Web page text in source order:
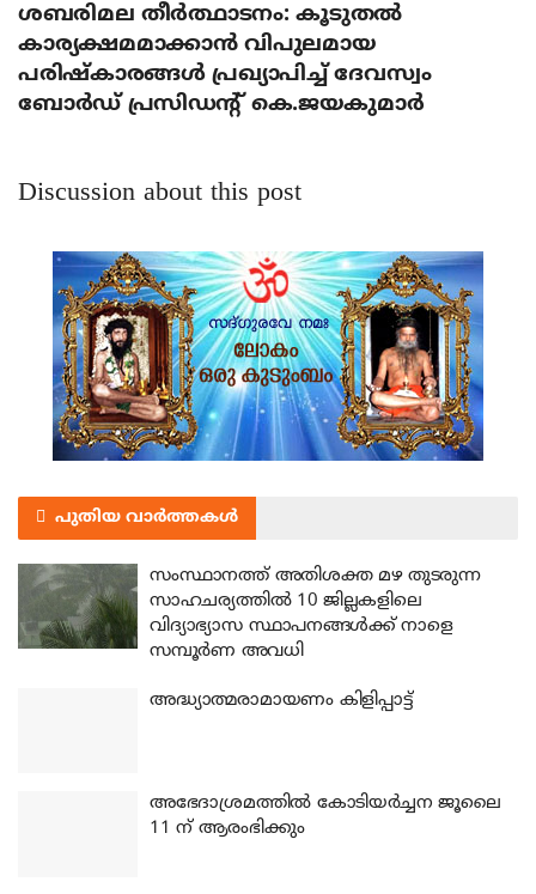
ശബരിമല തീര്‍ത്ഥാടനം: കൂടുതല്‍
കാര്യക്ഷമമാക്കാന്‍ വിപുലമായ
പരിഷ്‌കാരങ്ങള്‍ പ്രഖ്യാപിച്ച് ദേവസ്വം
ബോര്‍ഡ് പ്രസിഡന്റ് കെ.ജയകുമാര്‍
Discussion about this post
പുതിയ വാർത്തകൾ
സംസ്ഥാനത്ത് അതിശക്ത മഴ തുടരുന്ന
സാഹചര്യത്തിൽ 10 ജില്ലകളിലെ
വിദ്യാഭ്യാസ സ്ഥാപനങ്ങൾക്ക് നാളെ
സമ്പൂർണ അവധി
അദ്ധ്യാത്മരാമായണം കിളിപ്പാട്ട്
അഭേദാശ്രമത്തില്‍ കോടിയര്‍ച്ചന ജൂലൈ
11 ന് ആരംഭിക്കും